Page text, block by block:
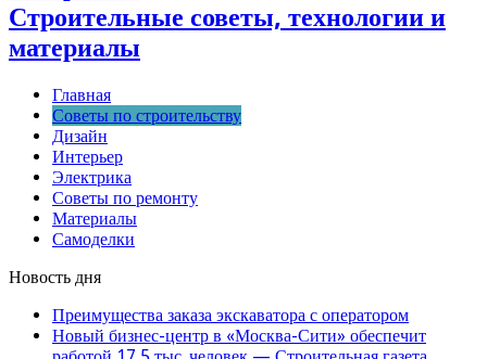
Строительные советы, технологии и
материалы
Главная
Советы по строительству
Дизайн
Интерьер
Электрика
Советы по ремонту
Материалы
Самоделки
Новость дня
Преимущества заказа экскаватора с оператором
Новый бизнес-центр в «Москва-Сити» обеспечит